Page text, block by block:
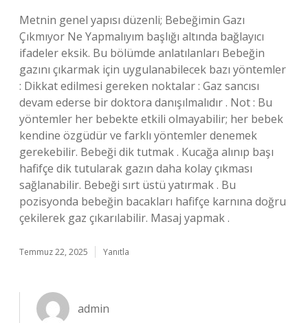
Metnin genel yapısı düzenli; Bebeğimin Gazı
Çıkmıyor Ne Yapmalıyım başlığı altında bağlayıcı
ifadeler eksik. Bu bölümde anlatılanları Bebeğin
gazını çıkarmak için uygulanabilecek bazı yöntemler
: Dikkat edilmesi gereken noktalar : Gaz sancısı
devam ederse bir doktora danışılmalıdır . Not : Bu
yöntemler her bebekte etkili olmayabilir; her bebek
kendine özgüdür ve farklı yöntemler denemek
gerekebilir. Bebeği dik tutmak . Kucağa alınıp başı
hafifçe dik tutularak gazın daha kolay çıkması
sağlanabilir. Bebeği sırt üstü yatırmak . Bu
pozisyonda bebeğin bacakları hafifçe karnına doğru
çekilerek gaz çıkarılabilir. Masaj yapmak .
Temmuz 22, 2025 Yanıtla
admin